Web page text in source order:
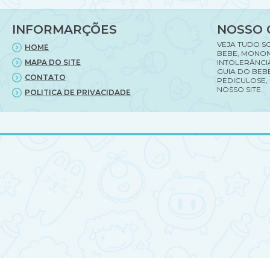
INFORMARÇÕES
HOME
MAPA DO SITE
CONTATO
POLITICA DE PRIVACIDADE
NOSSO
VEJA TUDO
BEBE,
GUIA DO
PEDICULOSE,
NOSSO SITE.